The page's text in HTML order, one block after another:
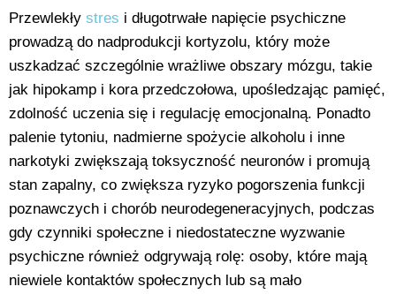
Przewlekły stres i długotrwałe napięcie psychiczne
prowadzą do nadprodukcji kortyzolu, który może
uszkadzać szczególnie wrażliwe obszary mózgu, takie
jak hipokamp i kora przedczołowa, upośledzając pamięć,
zdolność uczenia się i regulację emocjonalną. Ponadto
palenie tytoniu, nadmierne spożycie alkoholu i inne
narkotyki zwiększają toksyczność neuronów i promują
stan zapalny, co zwiększa ryzyko pogorszenia funkcji
poznawczych i chorób neurodegeneracyjnych, podczas
gdy czynniki społeczne i niedostateczne wyzwanie
psychiczne również odgrywają rolę: osoby, które mają
niewiele kontaktów społecznych lub są mało